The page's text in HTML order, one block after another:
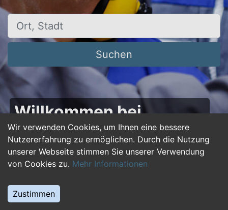
Wir verwenden Cookies, um Ihnen eine bessere
Nutzererfahrung zu ermöglichen. Durch die Nutzung
unserer Webseite stimmen Sie unserer Verwendung
von Cookies zu. Mehr Informationen
Zustimmen
Ort, Stadt
Suchen
Willkommen bei
50plus-jobs.de – Dein
Portal für Jobs ab 50!
Du bist über 50 und suchst nach einer neuen
beruflichen Herausforderung oder einem
Jobwechsel? Auf